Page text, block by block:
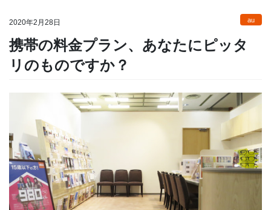
2020年2月28日 au
携帯の料金プラン、あなたにピッタ
リのものですか？